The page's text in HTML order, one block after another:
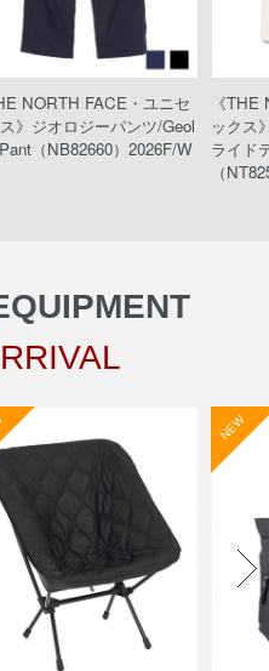
NORTH FACE・ユニセ
》ジオロジーパンツ/Geol
（NB82660）2026F/W
《
ックス
ライド
（
NEW